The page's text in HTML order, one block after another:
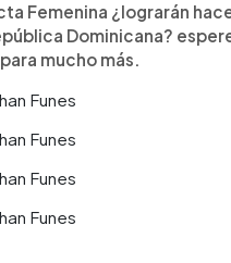
Femenina ¿lograrán
Dominicana?
mucho más.
Funes
Funes
Funes
Funes